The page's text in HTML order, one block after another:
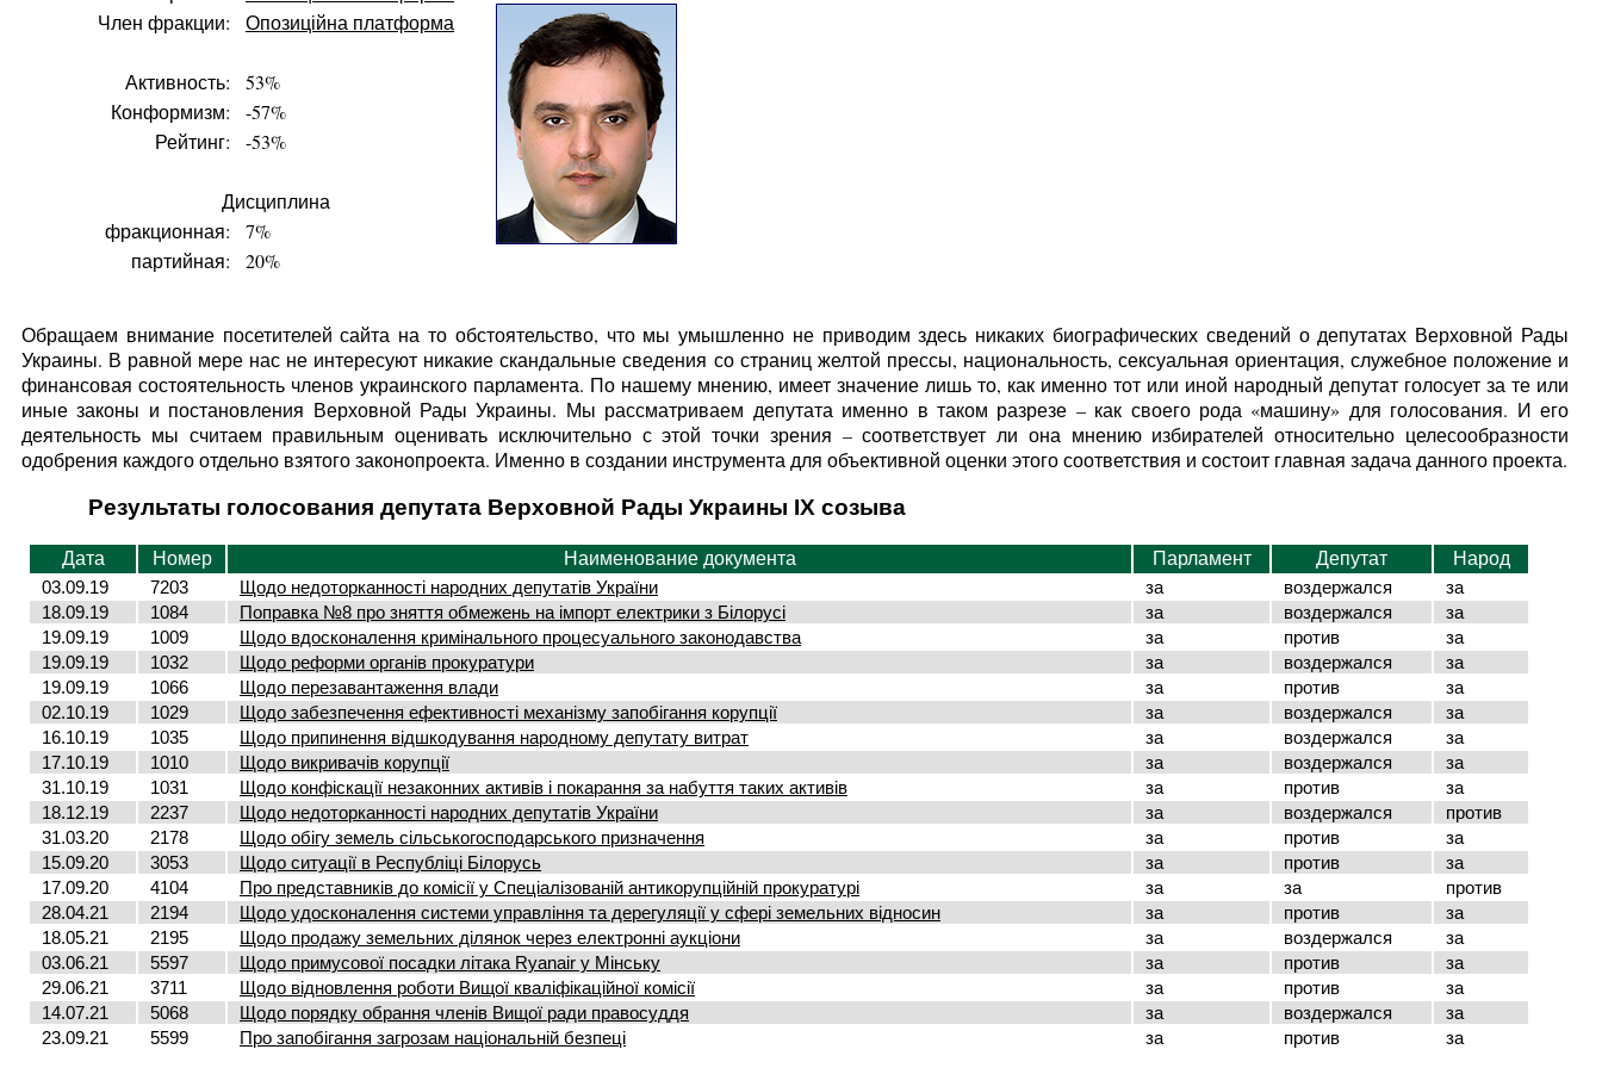
Член фракции:
Опозиційна платформа
Активность:
53%
Конформизм:
-57%
Рейтинг:
-53%
Дисциплина
фракционная:
7%
партийная:
20%
Обращаем внимание посетителей сайта на то обстоятельство, что мы умышленно не приводим здесь никаких биографических сведений о депутатах Верховной Рады
Украины. В равной мере нас не интересуют никакие скандальные сведения со страниц желтой прессы, национальность, сексуальная ориентация, служебное положение и
финансовая состоятельность членов украинского парламента. По нашему мнению, имеет значение лишь то, как именно тот или иной народный депутат голосует за те или
иные законы и постановления Верховной Рады Украины. Мы рассматриваем депутата именно в таком разрезе – как своего рода «машину» для голосования. И его
деятельность мы считаем правильным оценивать исключительно с этой точки зрения – соответствует ли она мнению избирателей относительно целесообразности
одобрения каждого отдельно взятого законопроекта. Именно в создании инструмента для объективной оценки этого соответствия и состоит главная задача данного проекта.
Результаты голосования депутата Верховной Рады Украины IX созыва
Дата Номер Наименование документа Парламент Депутат
Народ
03.09.19
7203 Щодо недоторканності народних депутатів України за воздержался
за
18.09.19
1084 Поправка №8 про зняття обмежень на імпорт електрики з Білорусі за воздержался
за
19.09.19
1009 Щодо вдосконалення кримінального процесуального законодавства за против
за
19.09.19
1032 Щодо реформи органів прокуратури за воздержался
за
19.09.19
1066 Щодо перезавантаження влади за против
за
02.10.19
1029 Щодо забезпечення ефективності механізму запобігання корупції за воздержался
за
16.10.19
1035 Щодо припинення відшкодування народному депутату витрат за воздержался
за
17.10.19
1010 Щодо викривачів корупції за воздержался
за
31.10.19
1031 Щодо конфіскації незаконних активів і покарання за набуття таких активів за против
за
18.12.19
2237 Щодо недоторканності народних депутатів України за воздержался
против
31.03.20
2178 Щодо обігу земель сільськогосподарського призначення за против
за
15.09.20
3053 Щодо ситуації в Республіці Білорусь за против
за
17.09.20
4104 Про представників до комісії у Спеціалізованій антикорупційній прокуратурі за за
против
28.04.21
2194 Щодо удосконалення системи управління та дерегуляції у сфері земельних відносин за против
за
18.05.21
2195 Щодо продажу земельних ділянок через електронні аукціони за воздержался
за
03.06.21
5597 Щодо примусової посадки літака Ryаnair у Мінську за против
за
29.06.21
3711 Щодо відновлення роботи Вищої кваліфікаційної комісії за против
за
14.07.21
5068 Щодо порядку обрання членів Вищої ради правосуддя за воздержался
за
23.09.21
5599 Про запобігання загрозам національній безпеці за против за